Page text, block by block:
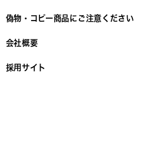
偽物・コピー商品にご注意ください
会社概要
採用サイト